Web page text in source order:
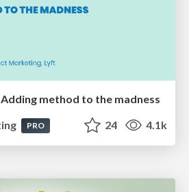
Adding method to the madness
PRO 24 4.1k